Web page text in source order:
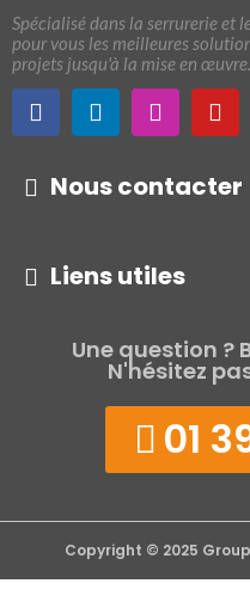
Spécialisé dans la serrurerie et
pour vous les meilleures
projets jusqu'à la mise en œuvre.
Nous contacter
Liens utiles
Une question ?
N'hésitez
01
Copyright © 2025